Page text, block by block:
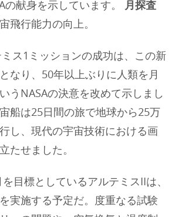
の献身を示しています。
月探査
飛行能力の向上。
ス1ミッションの成功は、この新
なり、50年以上ぶりに人類を月
うNASAの決意を改めて示しまし
船は25日間の旅で地球から25万
し、現代の宇宙技術における画
たせました。
目標としているアルテミスIIは、
実施する予定だ。度重なる試験